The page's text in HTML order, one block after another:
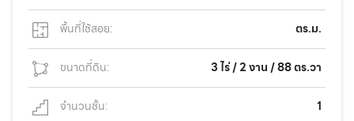
พื้นที่ใช้สอย: ตร.ม.
ขนาดที่ดิน: 3 ไร่ / 2 งาน / 88 ตร.วา
จำนวนชั้น: 1